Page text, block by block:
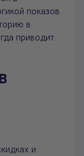
показов
в
приводит
и